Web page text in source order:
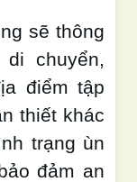
sẽ thông
chuyển,
điểm tập
thiết khác
trạng ùn
đảm an